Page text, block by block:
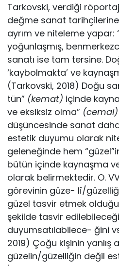
Tarkovski, verdiği
değme sanat
ayrım ve niteleme yapar:
yoğunlaşmış,
sana­tı ise tam tersine.
‘kaybolmakta’ ve
(Tarkovski, 2018) Doğu
tün” (kemat) içinde
ve eksiksiz olma” (cemal)
düşüncesinde sanat
estetik duyumu olarak
geleneğinde hem
bütün içinde kaynaşma
olarak belirmektedir. O.
görevinin güze- lî/
güzel tasvir etmek
şekilde tasvir
duyumsatılabilece- ğini
2019) Çoğu kişinin yanlış
güzelin/güzelliğin değil